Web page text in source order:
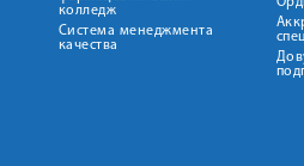
колледж
Система менеджмента
качества